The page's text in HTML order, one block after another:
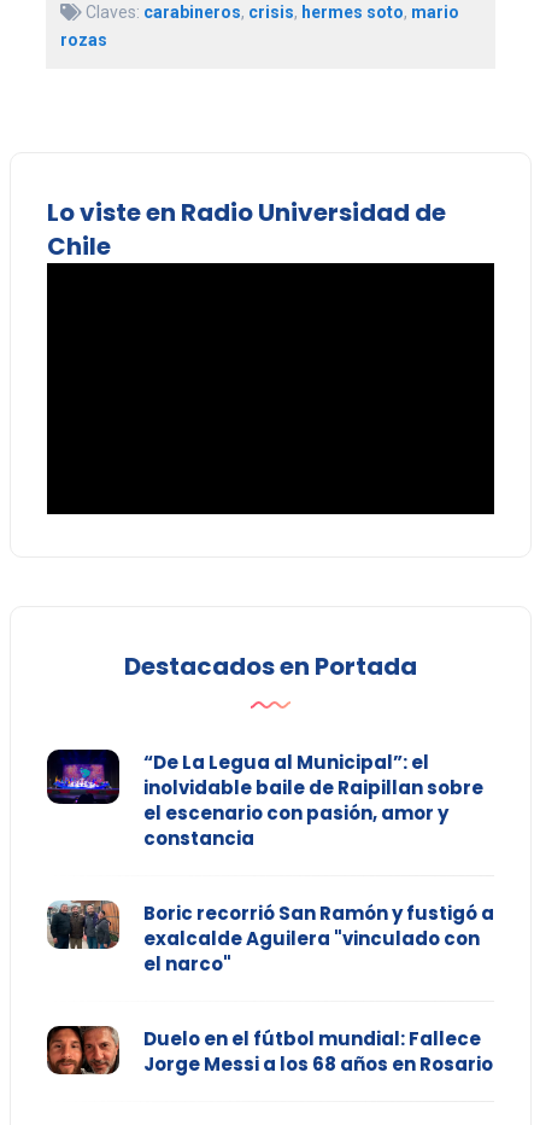
Claves: carabineros, crisis, hermes soto, mario
rozas
Lo viste en Radio Universidad de
Chile
Destacados en Portada
“De La Legua al Municipal”: el
inolvidable baile de Raipillan sobre
el escenario con pasión, amor y
constancia
Boric recorrió San Ramón y fustigó a
exalcalde Aguilera "vinculado con
el narco"
Duelo en el fútbol mundial: Fallece
Jorge Messi a los 68 años en Rosario